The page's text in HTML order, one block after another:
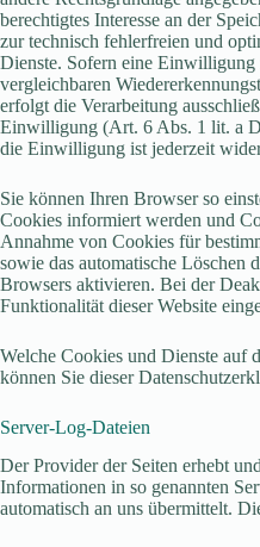
berechtigtes Interesse an der
zur technisch fehlerfreien und
Dienste. Sofern eine
vergleichbaren
erfolgt die Verarbeitung
Einwilligung (Art. 6 Abs. 1 lit. a
die Einwilligung ist jederzeit
Sie können Ihren Browser so
Cookies informiert werden und
Annahme von Cookies für
sowie das automatische Löschen
Browsers aktivieren. Bei der
Funktionalität dieser Website
Welche Cookies und Dienste auf
können Sie dieser
Server-Log-Dateien
Der Provider der Seiten erhebt
Informationen in so genannten
automatisch an uns übermittelt.